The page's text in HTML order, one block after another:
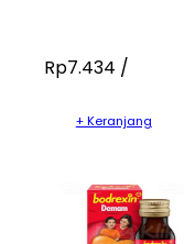
Rp7.434 /
+ Keranjang